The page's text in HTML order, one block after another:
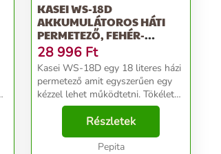
KASEI WS-18D
AKKUMULÁTOROS HÁTI
PERMETEZŐ, FEHÉR-
NARANCS
28 996 Ft
Kasei WS-18D egy 18 literes házi
permetező amit egyszerűen egy
kézzel lehet működtetni. Tökéletes
választás a ház köröli fák
permetezésére. Jellemzői: -
Akkumulátor: 12v, 7Ah -
Szertartály: 18 l - M...
Részletek
Pepita